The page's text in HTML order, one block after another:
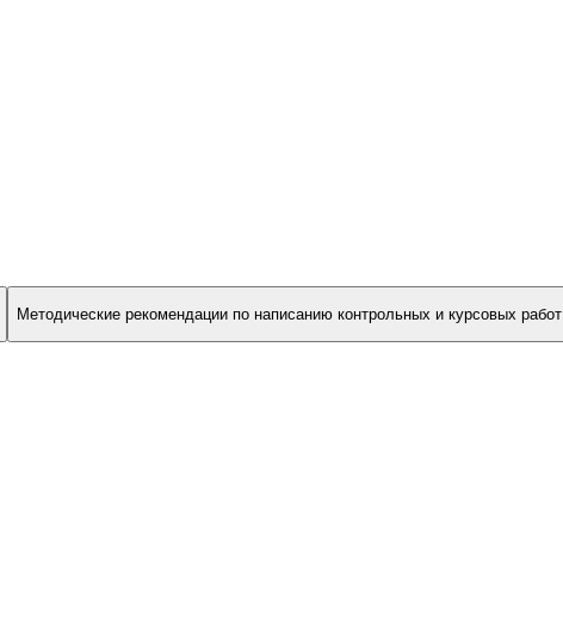
Методические рекомендации по написанию контрольных и курсовых работ